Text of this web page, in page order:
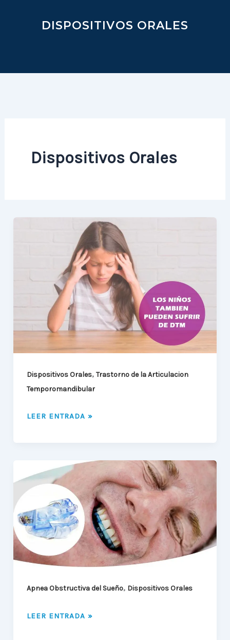
DISPOSITIVOS ORALES
Dispositivos Orales
Dispositivos Orales, Trastorno de la Articulacion
Temporomandibular
ADOLESCENTES
TRASTORNO
LA
ARTICULACIÓN
TEMPOROMANDIBULAR
LEER ENTRADA »
Apnea Obstructiva del Sueño, Dispositivos Orales
DISPOSITIVOS
ORALES
PARA
TRATAMIENTO
DEL
APNEA
OBSTRUCTIVA
DEL
LEER ENTRADA »